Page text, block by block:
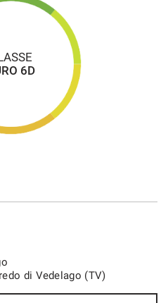
6D
di Vedelago (TV)